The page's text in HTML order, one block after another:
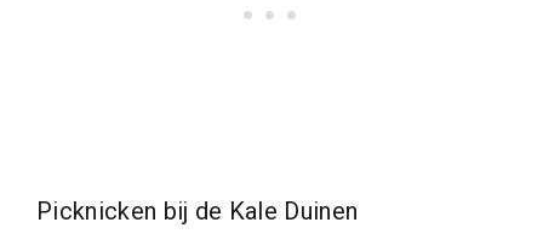
Picknicken bij de Kale Duinen